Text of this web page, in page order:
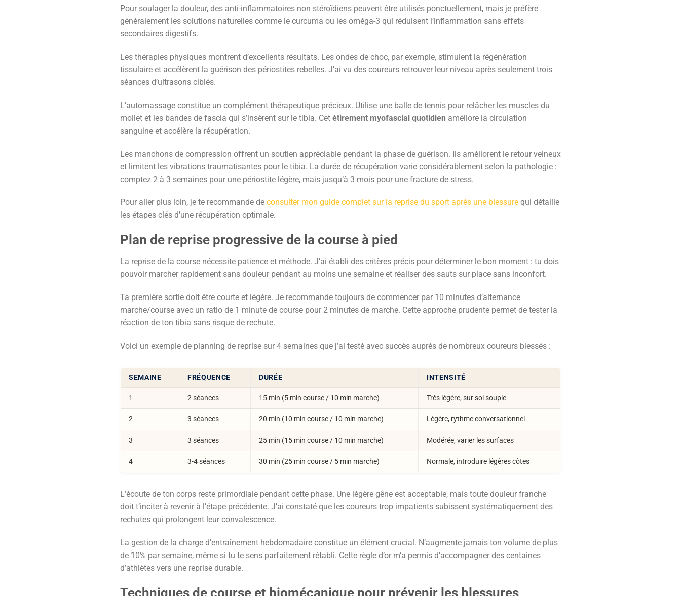
Pour soulager la douleur, des anti-inflammatoires non stéroïdiens peuvent être utilisés ponctuellement, mais je préfère
généralement les solutions naturelles comme le curcuma ou les oméga-3 qui réduisent l’inflammation sans effets
secondaires digestifs.
Les thérapies physiques montrent d’excellents résultats. Les ondes de choc, par exemple, stimulent la régénération
tissulaire et accélèrent la guérison des périostites rebelles. J’ai vu des coureurs retrouver leur niveau après seulement trois
séances d’ultrasons ciblés.
L’automassage constitue un complément thérapeutique précieux. Utilise une balle de tennis pour relâcher les muscles du
mollet et les bandes de fascia qui s’insèrent sur le tibia. Cet étirement myofascial quotidien améliore la circulation
sanguine et accélère la récupération.
Les manchons de compression offrent un soutien appréciable pendant la phase de guérison. Ils améliorent le retour veineux
et limitent les vibrations traumatisantes pour le tibia. La durée de récupération varie considérablement selon la pathologie :
comptez 2 à 3 semaines pour une périostite légère, mais jusqu’à 3 mois pour une fracture de stress.
Pour aller plus loin, je te recommande de consulter mon guide complet sur la reprise du sport après une blessure qui détaille
les étapes clés d’une récupération optimale.
Plan de reprise progressive de la course à pied
La reprise de la course nécessite patience et méthode. J’ai établi des critères précis pour déterminer le bon moment : tu dois
pouvoir marcher rapidement sans douleur pendant au moins une semaine et réaliser des sauts sur place sans inconfort.
Ta première sortie doit être courte et légère. Je recommande toujours de commencer par 10 minutes d’alternance
marche/course avec un ratio de 1 minute de course pour 2 minutes de marche. Cette approche prudente permet de tester la
réaction de ton tibia sans risque de rechute.
Voici un exemple de planning de reprise sur 4 semaines que j’ai testé avec succès auprès de nombreux coureurs blessés :
SEMAINE FRÉQUENCE DURÉE INTENSITÉ
1 2 séances 15 min (5 min course / 10 min marche) Très légère, sur sol souple
2 3 séances 20 min (10 min course / 10 min marche) Légère, rythme conversationnel
3 3 séances 25 min (15 min course / 10 min marche) Modérée, varier les surfaces
4 3-4 séances 30 min (25 min course / 5 min marche) Normale, introduire légères côtes
L’écoute de ton corps reste primordiale pendant cette phase. Une légère gêne est acceptable, mais toute douleur franche
doit t’inciter à revenir à l’étape précédente. J’ai constaté que les coureurs trop impatients subissent systématiquement des
rechutes qui prolongent leur convalescence.
La gestion de la charge d’entraînement hebdomadaire constitue un élément crucial. N’augmente jamais ton volume de plus
de 10% par semaine, même si tu te sens parfaitement rétabli. Cette règle d’or m’a permis d’accompagner des centaines
d’athlètes vers une reprise durable.